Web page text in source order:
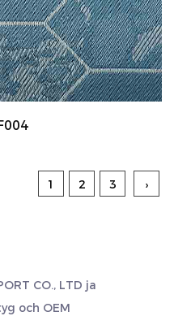
1 2 3 ›
CO., LTD ja
och OEM